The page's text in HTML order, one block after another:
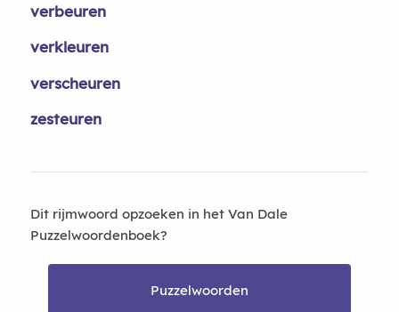
verbeuren
verkleuren
verscheuren
zesteuren
Dit rijmwoord opzoeken in het Van Dale
Puzzelwoordenboek?
Puzzelwoorden